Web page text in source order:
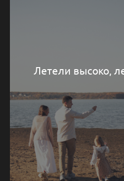
Летели высоко,